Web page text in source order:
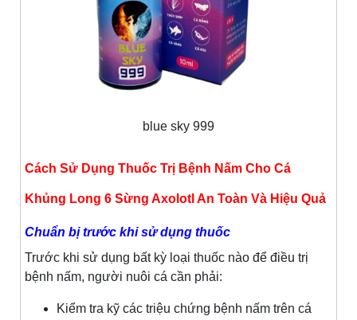
blue sky 999
Cách Sử Dụng Thuốc Trị Bệnh Nấm Cho Cá
Khủng Long 6 Sừng Axolotl An Toàn Và Hiệu Quả
Chuẩn bị trước khi sử dụng thuốc
Trước khi sử dụng bất kỳ loại thuốc nào để điều trị
bệnh nấm, người nuôi cá cần phải:
Kiểm tra kỹ các triệu chứng bệnh nấm trên cá